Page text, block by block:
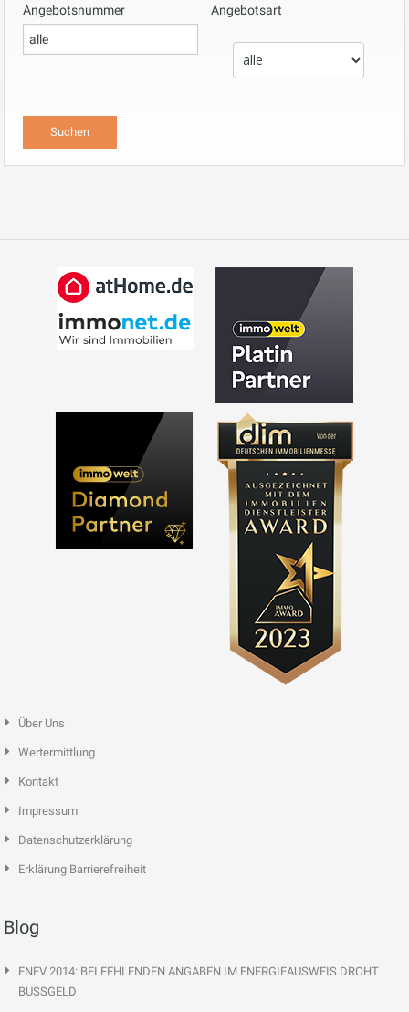
Angebotsnummer Angebotsart
Über Uns
Wertermittlung
Kontakt
Impressum
Datenschutzerklärung
Erklärung Barrierefreiheit
Blog
ENEV 2014: BEI FEHLENDEN ANGABEN IM ENERGIEAUSWEIS DROHT
BUSSGELD